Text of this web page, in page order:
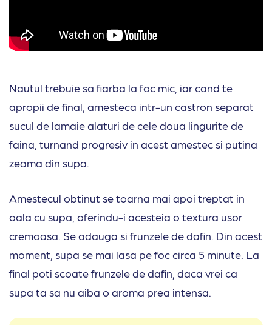
Nautul trebuie sa fiarba la foc mic, iar cand te
apropii de final, amesteca intr-un castron separat
sucul de lamaie alaturi de cele doua lingurite de
faina, turnand progresiv in acest amestec si putina
zeama din supa.
Amestecul obtinut se toarna mai apoi treptat in
oala cu supa, oferindu-i acesteia o textura usor
cremoasa. Se adauga si frunzele de dafin. Din acest
moment, supa se mai lasa pe foc circa 5 minute. La
final poti scoate frunzele de dafin, daca vrei ca
supa ta sa nu aiba o aroma prea intensa.